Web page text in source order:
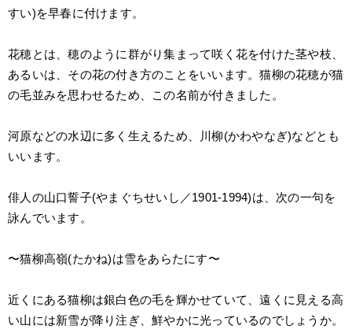
すい)を早春に付けます。
花穂とは、穂のように群がり集まって咲く花を付けた茎や枝、
あるいは、その花の付き方のことをいいます。猫柳の花穂が猫
の毛並みを思わせるため、この名前が付きました。
河原などの水辺に多く生えるため、川柳(かわやなぎ)などとも
いいます。
俳人の山口誓子(やまぐちせいし／1901-1994)は、次の一句を
詠んでいます。
〜猫柳高嶺(たかね)は雪をあらたにす〜
近くにある猫柳は銀白色の毛を輝かせていて、遠くに見える高
い山には新雪が降り注ぎ、鮮やかに光っているのでしょうか。